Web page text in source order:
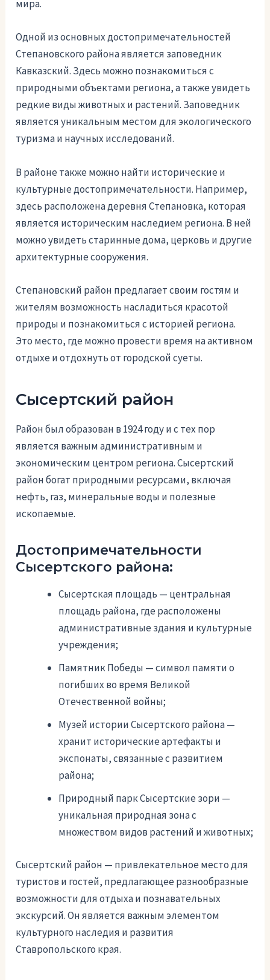
мира.
Одной из основных достопримечательностей
Степановского района является заповедник
Кавказский. Здесь можно познакомиться с
природными объектами региона, а также увидеть
редкие виды животных и растений. Заповедник
является уникальным местом для экологического
туризма и научных исследований.
В районе также можно найти исторические и
культурные достопримечательности. Например,
здесь расположена деревня Степановка, которая
является историческим наследием региона. В ней
можно увидеть старинные дома, церковь и другие
архитектурные сооружения.
Степановский район предлагает своим гостям и
жителям возможность насладиться красотой
природы и познакомиться с историей региона.
Это место, где можно провести время на активном
отдыхе и отдохнуть от городской суеты.
Сысертский район
Район был образован в 1924 году и с тех пор
является важным административным и
экономическим центром региона. Сысертский
район богат природными ресурсами, включая
нефть, газ, минеральные воды и полезные
ископаемые.
Достопримечательности
Сысертского района:
Сысертская площадь — центральная
площадь района, где расположены
административные здания и культурные
учреждения;
Памятник Победы — символ памяти о
погибших во время Великой
Отечественной войны;
Музей истории Сысертского района —
хранит исторические артефакты и
экспонаты, связанные с развитием
района;
Природный парк Сысертские зори —
уникальная природная зона с
множеством видов растений и животных;
Сысертский район — привлекательное место для
туристов и гостей, предлагающее разнообразные
возможности для отдыха и познавательных
экскурсий. Он является важным элементом
культурного наследия и развития
Ставропольского края.